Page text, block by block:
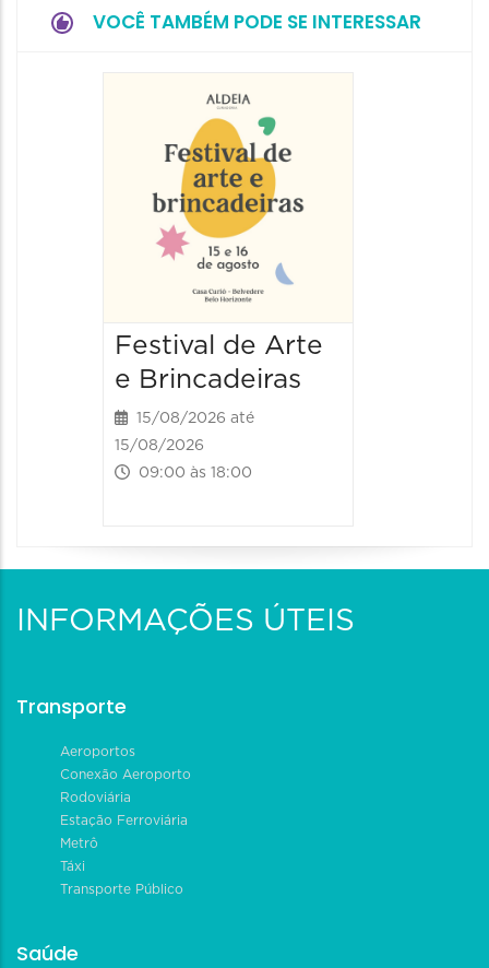
VOCÊ TAMBÉM PODE SE INTERESSAR
Festival de Arte
e Brincadeiras
15/08/2026 até
15/08/2026
09:00 às 18:00
INFORMAÇÕES ÚTEIS
Transporte
Aeroportos
Conexão Aeroporto
Rodoviária
Estação Ferroviária
Metrô
Táxi
Transporte Público
Saúde